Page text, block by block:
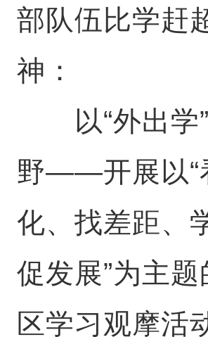
部队伍比学赶
神：
以“外出学”
野——开展以“
化、找差距、
促发展”为主
区学习观摩活